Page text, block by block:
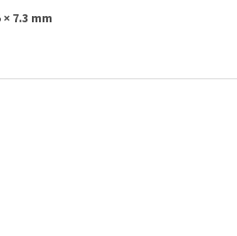
× 7.3 mm